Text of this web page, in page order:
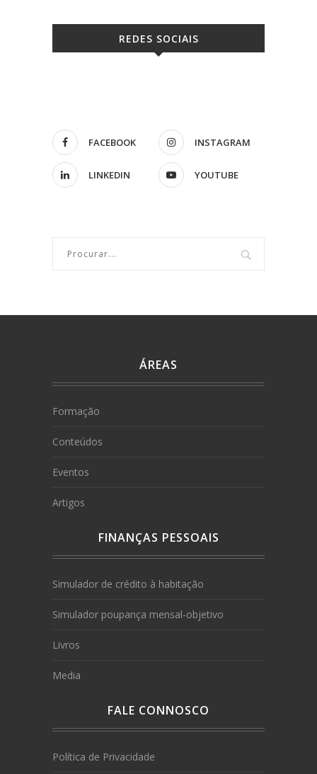
REDES SOCIAIS
FACEBOOK INSTAGRAM
LINKEDIN YOUTUBE
ÁREAS
Formação
Conteúdos
Eventos
Artigos
FINANÇAS PESSOAIS
Simulador de crédito à habitação
Simulador poupança mensal-objetivo
Livros
Media
FALE CONNOSCO
Política de Privacidade